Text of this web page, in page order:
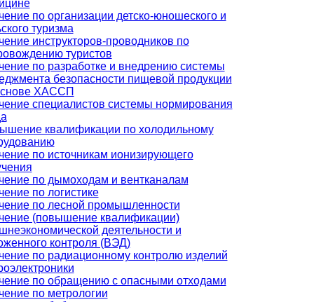
по организации детско-юношеского и
туризма
инструкторов-проводников по
туристов
по разработке и внедрению системы
безопасности пищевой продукции
ХАССП
специалистов системы нормирования
квалификации по холодильному
по источникам ионизирующего
по дымоходам и вентканалам
по логистике
по лесной промышленности
(повышение квалификации)
деятельности и
контроля (ВЭД)
по радиационному контролю изделий
по обращению с опасными отходами
по метрологии